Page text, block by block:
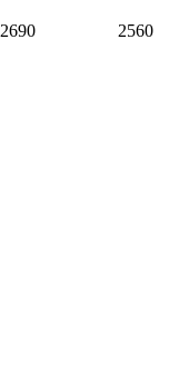
2690 2560